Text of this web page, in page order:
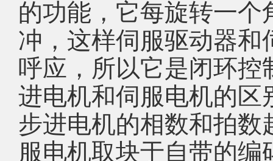
的功能，它每旋转一
冲，这样伺服驱动器
呼应，所以它是闭环
进电机和伺服电机的
步进电机的相数和拍
服电机取块于自带的